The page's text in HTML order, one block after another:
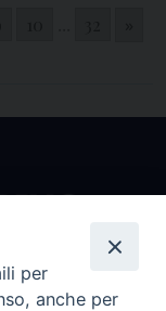
per
anche per